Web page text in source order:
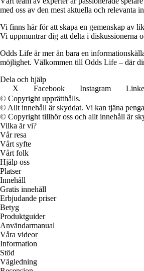
med oss av den mest aktuella och
Vi finns här för att skapa en gemenskap av
Vi uppmuntrar dig att delta i diskussionerna
Odds Life är mer än bara en
möjlighet. Välkommen till Odds Life – där
Dela och hjälp
X
Facebook Instagram
© Copyright upprätthålls.
© Allt innehåll är skyddat. Vi kan tjäna
© Copyright tillhör oss och allt innehåll är
Vilka är vi?
Vår resa
Vårt syfte
Vårt folk
Hjälp oss
Platser
Innehåll
Gratis innehåll
Erbjudande priser
Betyg
Produktguider
Användarmanual
Våra videor
Information
Stöd
Vägledning